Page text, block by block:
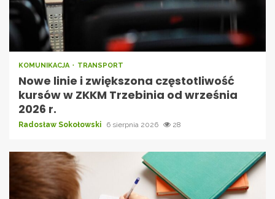
KOMUNIKACJA TRANSPORT
Nowe linie i zwiększona częstotliwość
kursów w ZKKM Trzebinia od września
2026 r.
Radosław Sokołowski 6 sierpnia 2026 28